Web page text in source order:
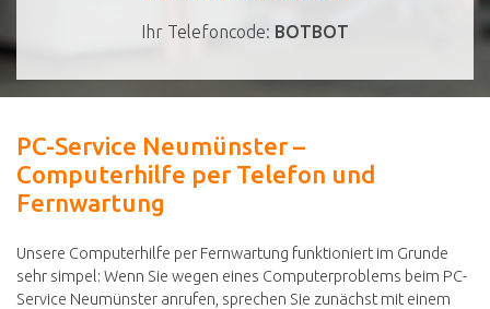
Ihr Telefoncode: BOTBOT
PC-Service Neumünster –
Computerhilfe per Telefon und
Fernwartung
Unsere Computerhilfe per Fernwartung funktioniert im Grunde
sehr simpel: Wenn Sie wegen eines Computerproblems beim PC-
Service Neumünster anrufen, sprechen Sie zunächst mit einem